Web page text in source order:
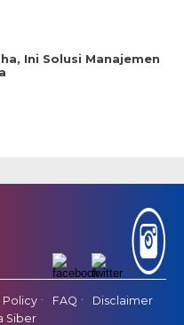
Ini Solusi Manajemen
Policy FAQ
Disclaimer
Siber